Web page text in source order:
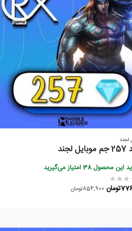
لجند
لجند
این محصول38امتیاز می‌گیرید
854,900تومان تومان